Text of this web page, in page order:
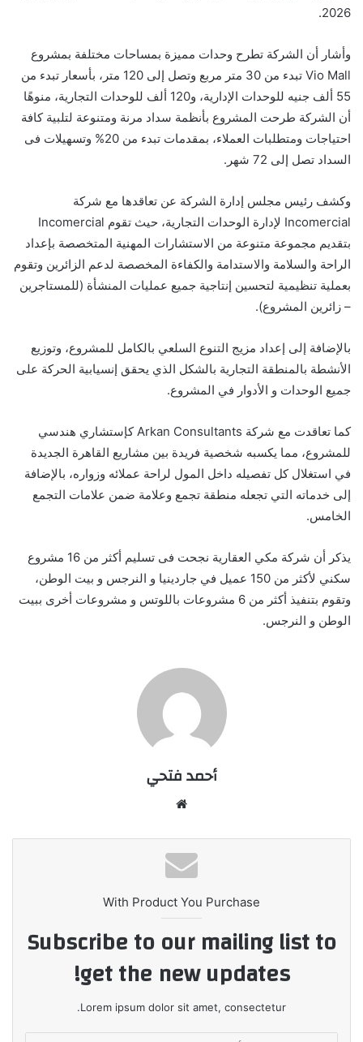
2026.
وأشار أن الشركة تطرح وحدات مميزة بمساحات مختلفة بمشروع
Vio Mall تبدء من 30 متر مربع وتصل إلى 120 متر، بأسعار تبدء من
55 ألف جنيه للوحدات الإدارية، و120 ألف للوحدات التجارية، منوهًا
أن الشركة طرحت المشروع بأنظمة سداد مرنة ومتنوعة لتلبية كافة
احتياجات ومتطلبات العملاء، بمقدمات تبدء من 20% وتسهيلات فى
السداد تصل إلى 72 شهر.
وكشف رئيس مجلس إدارة الشركة عن تعاقدها مع شركة
Incomercial لإدارة الوحدات التجارية، حيث تقوم Incomercial
بتقديم مجموعة متنوعة من الاستشارات المهنية المتخصصة بإعداد
الراحة والسلامة والاستدامة والكفاءة المخصصة لدعم الزائرين وتقوم
بعملية تنظيمية لتحسين إنتاجية جميع عمليات المنشأة (للمستاجرين
– زائرين المشروع).
بالإضافة إلى إعداد مزيج التنوع السلعي بالكامل للمشروع، وتوزيع
الأنشطة بالمنطقة التجارية بالشكل الذي يحقق إنسيابية الحركة على
جميع الوحدات و الأدوار في المشروع.
كما تعاقدت مع شركة Arkan Consultants كإستشاري هندسي
للمشروع، مما يكسبه شخصية فريدة بين مشاريع القاهرة الجديدة
في استغلال كل تفصيله داخل المول لراحة عملائه وزواره، بالإضافة
إلى خدماته التي تجعله منطقة تجمع وعلامة ضمن علامات التجمع
الخامس.
يذكر أن شركة مكي العقارية نجحت فى تسليم أكثر من 16 مشروع
سكني لأكثر من 150 عميل في جاردينيا و النرجس و بيت الوطن،
وتقوم بتنفيذ أكثر من 6 مشروعات باللوتس و مشروعات أخرى ببيت
الوطن و النرجس.
أحمد فتحي
With Product You Purchase
Subscribe to our mailing list to
get the new updates!
Lorem ipsum dolor sit amet, consectetur.